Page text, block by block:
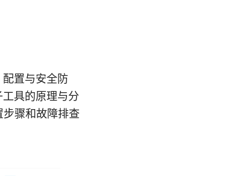
置与安全防
具的原理与分
骤和故障排查